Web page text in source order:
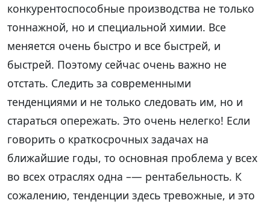
конкурентоспособные производства не только
тоннажной, но и специальной химии. Все
меняется очень быстро и все быстрей, и
быстрей. Поэтому сейчас очень важно не
отстать. Следить за современными
тенденциями и не только следовать им, но и
стараться опережать. Это очень нелегко! Если
говорить о краткосрочных задачах на
ближайшие годы, то основная проблема у всех
во всех отраслях одна –— рентабельность. К
сожалению, тенденции здесь тревожные, и это